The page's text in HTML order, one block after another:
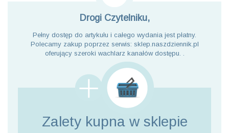
Drogi Czytelniku,
Pełny dostęp do artykułu i całego wydania jest płatny.
Polecamy zakup poprzez serwis: sklep.naszdziennik.pl
oferujący szeroki wachlarz kanałów dostępu. .
Zalety kupna w sklepie